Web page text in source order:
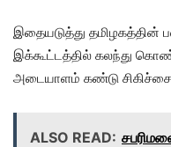
இதையடுத்து தமிழகத்தின்
இக்கூட்டத்தில் கலந்து
அடையாளம் கண்டு
ALSO READ: